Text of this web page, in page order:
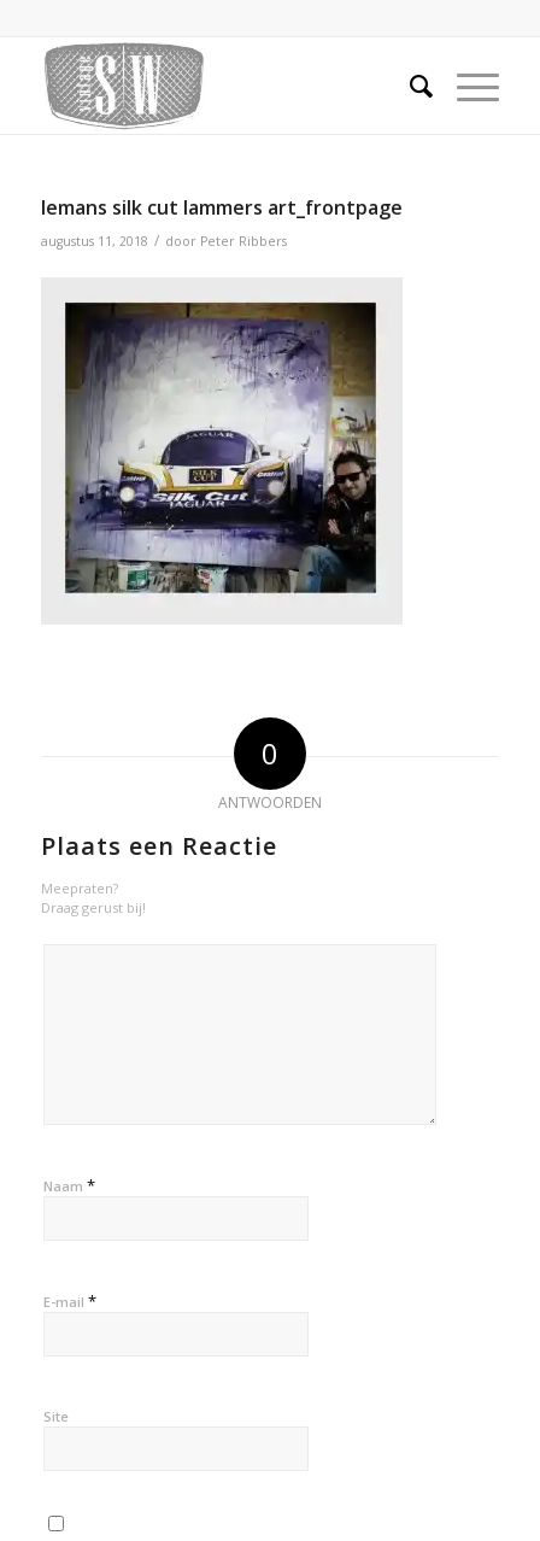
lemans silk cut lammers art_frontpage
augustus 11, 2018 / door Peter Ribbers
0
ANTWOORDEN
Plaats een Reactie
Meepraten?
Draag gerust bij!
Naam *
E-mail *
Site